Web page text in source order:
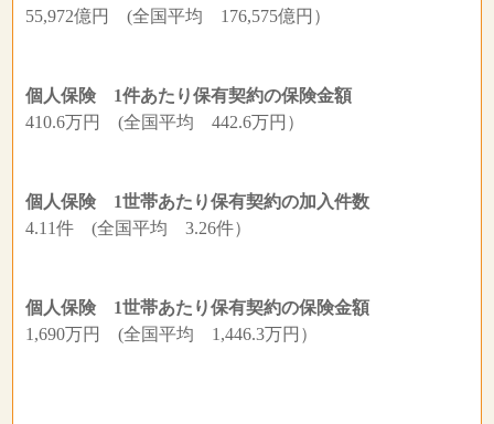
55,972億円 (全国平均 176,575億円）
個人保険 1件あたり保有契約の保険金額
410.6万円 (全国平均 442.6万円）
個人保険 1世帯あたり保有契約の加入件数
4.11件 (全国平均 3.26件）
個人保険 1世帯あたり保有契約の保険金額
1,690万円 (全国平均 1,446.3万円）